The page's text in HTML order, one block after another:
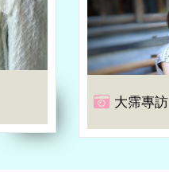
大霈專訪